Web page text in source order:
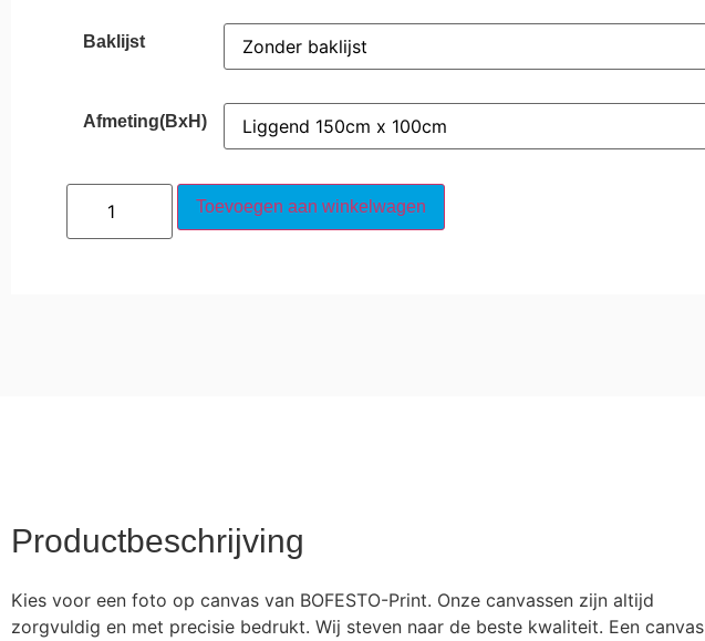
Baklijst
Afmeting(BxH)
Toevoegen aan winkelwagen
Productbeschrijving
Kies voor een foto op canvas van BOFESTO-Print. Onze canvassen zijn altijd
zorgvuldig en met precisie bedrukt. Wij steven naar de beste kwaliteit. Een canvas